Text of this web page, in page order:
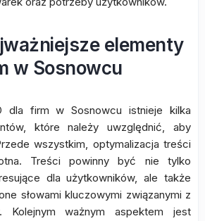
elementy
w Sosnowcu
dla firm w Sosnowcu istnieje kilka
które należy uwzględnić, aby
wszystkim, optymalizacja treści
Treści powinny być nie tylko
dla użytkowników, ale także
słowami kluczowymi związanymi z
Kolejnym ważnym aspektem jest